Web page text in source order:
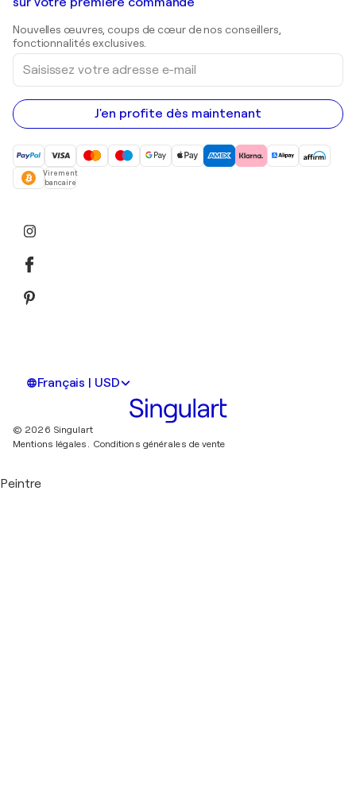
Estampes
Peintures acryliques
Nouvelles œuvres, coups de cœur de nos conseillers,
fonctionnalités exclusives.
Saisissez
votre
adresse
e-
mail
J'en profite dès maintenant
Virement
bancaire
Français | USD
© 2026 Singulart
Mentions légales.
Conditions générales de vente
Peintre